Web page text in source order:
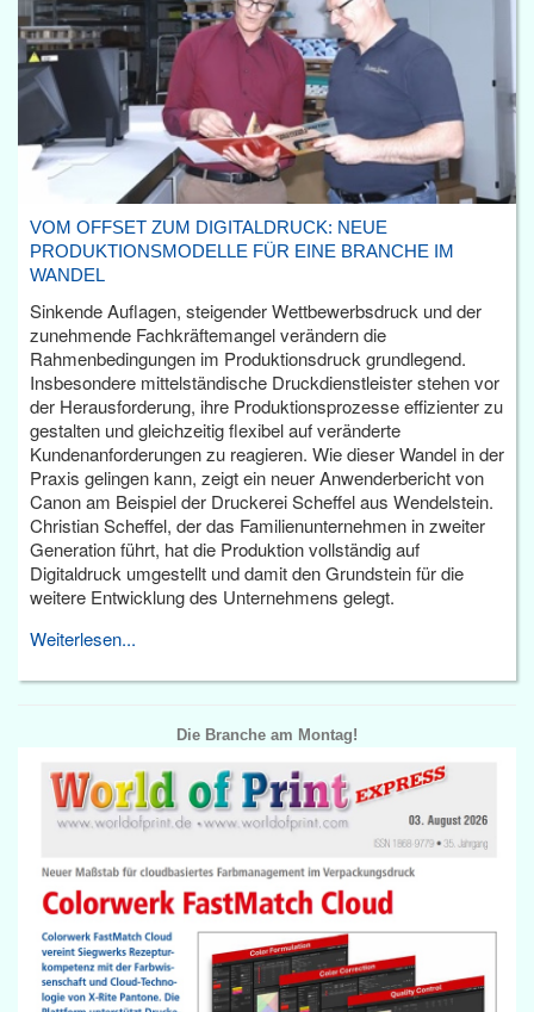
VOM OFFSET ZUM DIGITALDRUCK: NEUE
PRODUKTIONSMODELLE FÜR EINE BRANCHE IM
WANDEL
Sinkende Auflagen, steigender Wettbewerbsdruck und der
zunehmende Fachkräftemangel verändern die
Rahmenbedingungen im Produktionsdruck grundlegend.
Insbesondere mittelständische Druckdienstleister stehen vor
der Herausforderung, ihre Produktionsprozesse effizienter zu
gestalten und gleichzeitig flexibel auf veränderte
Kundenanforderungen zu reagieren. Wie dieser Wandel in der
Praxis gelingen kann, zeigt ein neuer Anwenderbericht von
Canon am Beispiel der Druckerei Scheffel aus Wendelstein.
Christian Scheffel, der das Familienunternehmen in zweiter
Generation führt, hat die Produktion vollständig auf
Digitaldruck umgestellt und damit den Grundstein für die
weitere Entwicklung des Unternehmens gelegt.
Weiterlesen...
Die Branche am Montag!